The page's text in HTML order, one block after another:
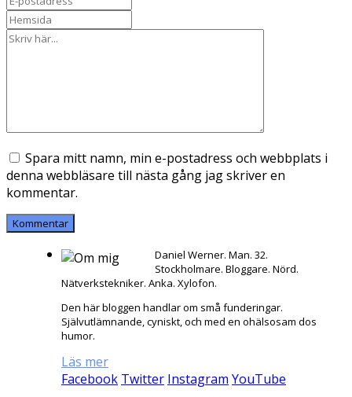
Spara mitt namn, min e-postadress och webbplats i
denna webbläsare till nästa gång jag skriver en
kommentar.
Daniel Werner. Man. 32.
Stockholmare. Bloggare. Nörd.
Nätverkstekniker. Anka. Xylofon.
Den här bloggen handlar om små funderingar.
Självutlämnande, cyniskt, och med en ohälsosam dos
humor.
Läs mer
Facebook Twitter Instagram YouTube